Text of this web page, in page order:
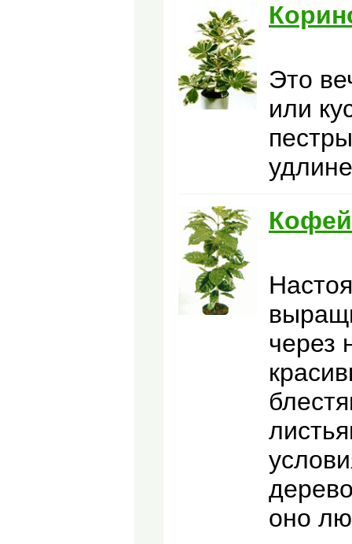
Это
или
через
оно